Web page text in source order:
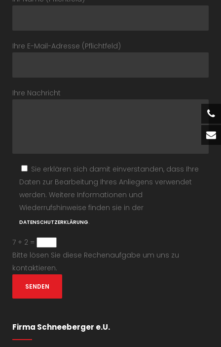
Ihre E-Mail-Adresse (Pflichtfeld)
Ihre Nachricht
Sie erklären sich damit einverstanden, dass Ihre
Daten zur Bearbeitung Ihres Anliegens verwendet
werden. Weitere Informationen und
Wiederrufshinweise finden sie in der
DATENSCHUTZERKLÄRUNG.
7 + 2 =
Bitte lösen Sie diese Rechenaufgabe um uns zu
kontaktieren.
Firma Schneeberger e.U.